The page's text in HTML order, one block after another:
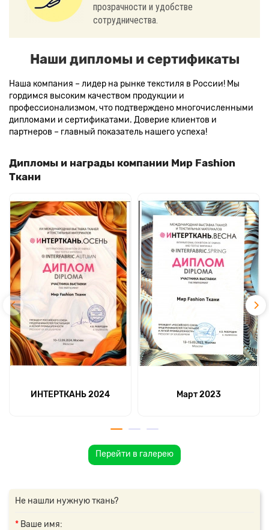
прозрачности и удобстве
сотрудничества.
Наши дипломы и сертификаты
Наша компания – лидер на рынке текстиля в России! Мы
гордимся высоким качеством продукции и
профессионализмом, что подтверждено многочисленными
дипломами и сертификатами. Доверие клиентов и
партнеров – главный показатель нашего успеха!
Дипломы и награды компании Мир Fashion
Ткани
ИНТЕРТКАНЬ 2024 Март 2023
Перейти в галерею
Не нашли нужную ткань?
Ваше имя: